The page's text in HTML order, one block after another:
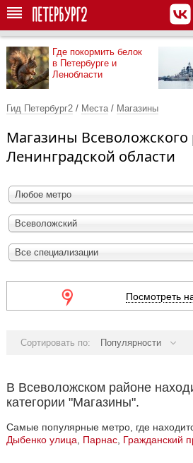
Где покормить белок
в Петербурге и
Ленобласти
Гид Петербург2 / Места / Магазины
Магазины Всеволожского
Ленинградской области
Любое метро
Всеволожский
Все специализации
Посмотреть
Сортировать по: Популярности
В Всеволожском районе
категории "Магазины".
Самые популярные метро, где
Дыбенко улица
Парнас Гражданский